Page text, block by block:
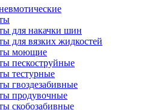
для накачки шин
для вязких жидкостей
моющие
пескоструйные
тестурные
гвоздезабивные
продувочные
скобозабивные